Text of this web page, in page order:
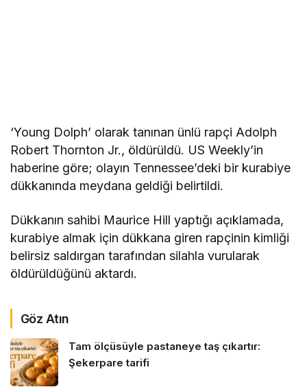
‘Young Dolph’ olarak tanınan ünlü rapçi Adolph
Robert Thornton Jr., öldürüldü. US Weekly’in
haberine göre; olayın Tennessee’deki bir kurabiye
dükkanında meydana geldiği belirtildi.
Dükkanın sahibi Maurice Hill yaptığı açıklamada,
kurabiye almak için dükkana giren rapçinin kimliği
belirsiz saldırgan tarafından silahla vurularak
öldürüldüğünü aktardı.
Göz Atın
Tam ölçüsüyle pastaneye taş çıkartır:
Şekerpare tarifi